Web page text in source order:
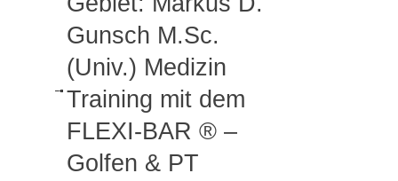
Gunsch M.Sc.
(Univ.) Medizin
Training mit dem
FLEXI-BAR ® –
Golfen & PT